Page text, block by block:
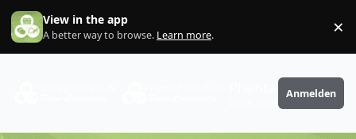
Zum Inhalt springen
View in the app
A better way to browse. Learn more. ×
PhantaFriends.de
Anmelden